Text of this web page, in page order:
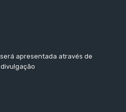
será apresentada através de